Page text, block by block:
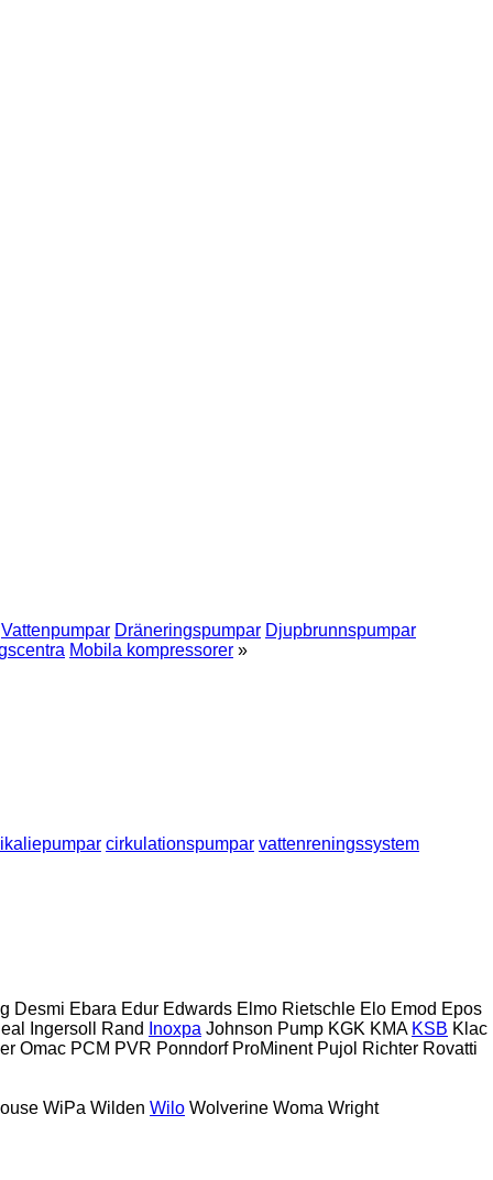
Vattenpumpar Dräneringspumpar Djupbrunnspumpar
Mobila kompressorer »
cirkulationspumpar vattenreningssystem
Desmi Ebara Edur Edwards Elmo Rietschle Elo Emod Epos
Ingersoll Rand Inoxpa Johnson Pump KGK KMA KSB Klac
Omac PCM PVR Ponndorf ProMinent Pujol Richter Rovatti
WiPa Wilden Wilo Wolverine Woma Wright